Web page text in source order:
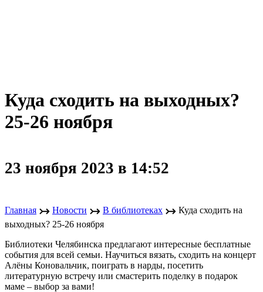
Куда сходить на выходных?
25-26 ноября
23 ноября 2023 в 14:52
Главная ↣ Новости ↣ В библиотеках ↣ Куда сходить на
выходных? 25-26 ноября
Библиотеки Челябинска предлагают интересные бесплатные
события для всей семьи. Научиться вязать, сходить на концерт
Алёны Коновальчик, поиграть в нарды, посетить
литературную встречу или смастерить поделку в подарок
маме – выбор за вами!